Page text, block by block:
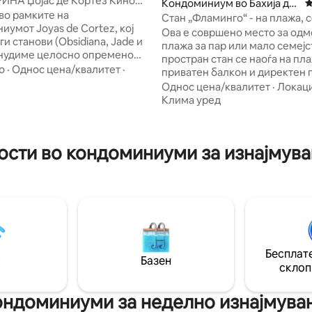
рамките на
Joyas de Cortez, кој
станови (Obsidiana, Jade и
целосно опремено
за да уживате во
одмор. Без
со 2 каучи, трпезарија и
-2 Netflix SmartTV -
· Однос цена/квалитет ·
Кондоминиум во Бахија де
Кино
Стан „Фламинго“ - на плажа,
на океан
Ова е совршено место за
плажа за пар или мало
простран стан се наоѓа на
приватен балкон и директен
кон океанот. Удобно сместува 2 лица,
со максимална пополнетост
соба со поглед на океанот,
каучи, телевизор, маса,
Однос цена/квалитет ·
Клима уред
во кондоминиуми за
Базен
за неделно